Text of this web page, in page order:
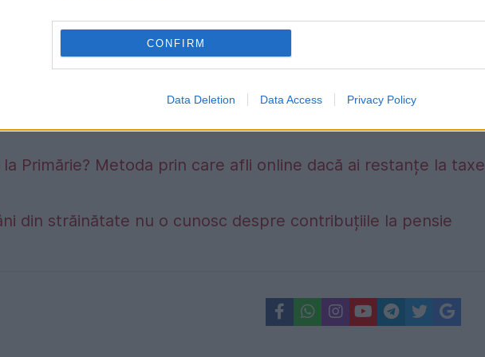
CONFIRM
Data Deletion Data Access Privacy Policy
Primărie? Metoda prin care afli online dacă ai restanțe la taxe
din străinătate nu o cunosc despre contribuțiile la pensie